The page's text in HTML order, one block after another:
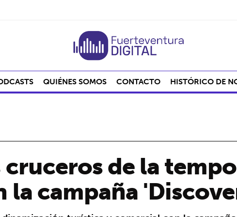
QUIÉNES SOMOS CONTACTO HISTÓRICO DE
de la
campaña